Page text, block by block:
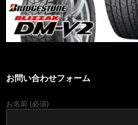
お問い合わせフォーム
お名前 (必須)